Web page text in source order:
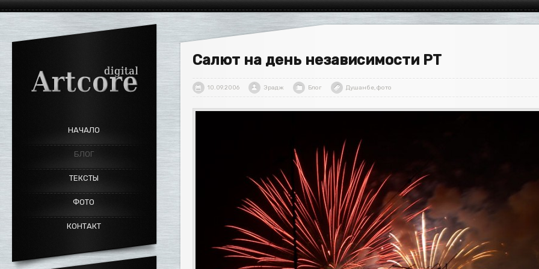
НАЧАЛО
БЛОГ
ТЕКСТЫ
ФОТО
КОНТАКТ
Салют на день независимости РТ
10.09.2006 Эрадж Блог Душанбе,фото